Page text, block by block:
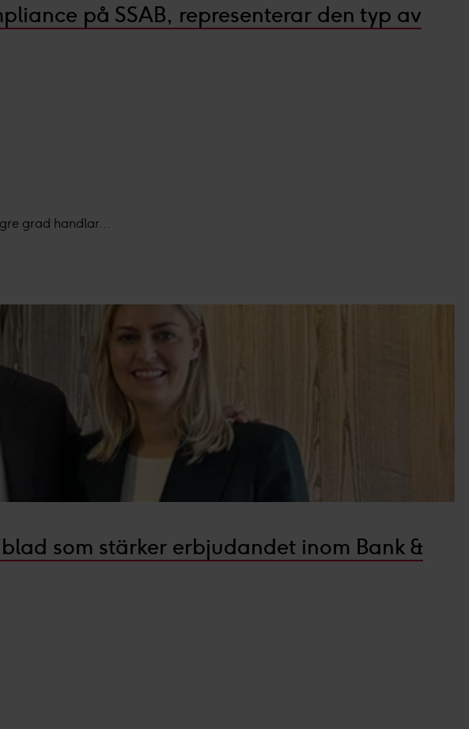
in och behandlar personuppgifter i vår
på SSAB, representerar den typ av
grad handlar...
som stärker erbjudandet inom Bank &